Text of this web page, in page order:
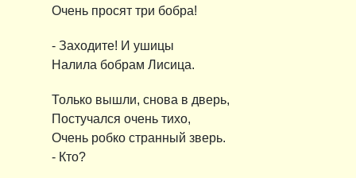
Очень просят три бобра!
- Заходите! И ушицы
Налила бобрам Лисица.
Только вышли, снова в дверь,
Постучался очень тихо,
Очень робко странный зверь.
- Кто?